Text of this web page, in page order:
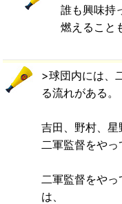
誰も興味持
燃えること
>球団内には、
る流れがある。
吉田、野村、星
二軍監督をや
二軍監督をや
は、